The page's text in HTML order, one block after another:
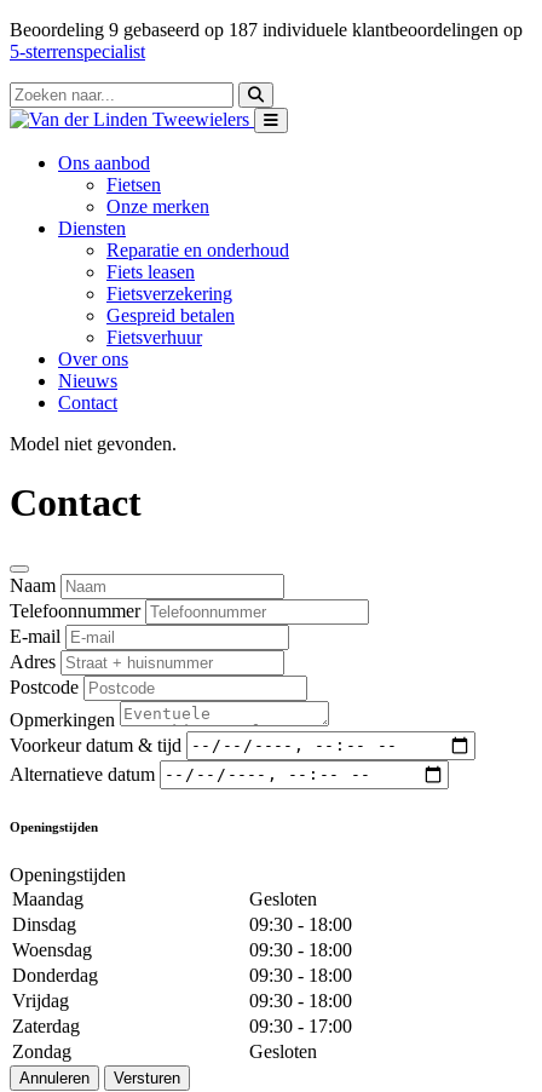
Beoordeling 9 gebaseerd op 187 individuele klantbeoordelingen op
5-sterrenspecialist
Ons aanbod
Fietsen
Onze merken
Diensten
Reparatie en onderhoud
Fiets leasen
Fietsverzekering
Gespreid betalen
Fietsverhuur
Over ons
Nieuws
Contact
Model niet gevonden.
Contact
Naam
Telefoonnummer
E-mail
Adres
Postcode
Opmerkingen
Voorkeur datum & tijd
Alternatieve datum
Openingstijden
Openingstijden
Maandag
Gesloten
Dinsdag
09:30 - 18:00
Woensdag
09:30 - 18:00
Donderdag
09:30 - 18:00
Vrijdag
09:30 - 18:00
Zaterdag
09:30 - 17:00
Zondag
Gesloten
Annuleren Versturen